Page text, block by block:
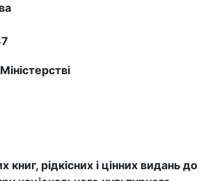
книг, рідкісних і цінних видань до